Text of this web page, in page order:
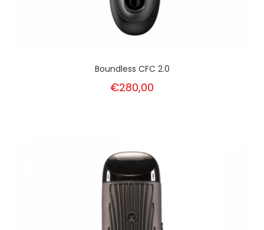
Boundless CFC 2.0
€280,00